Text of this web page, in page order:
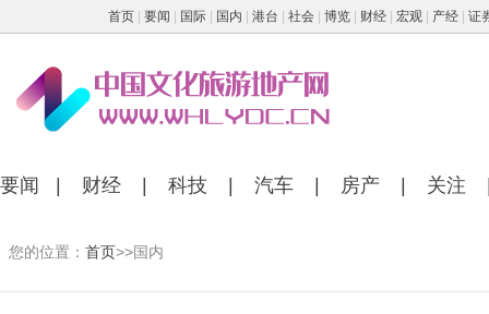
首页| 要闻 国际| 国内 港台 社会| 博览| 财经| 宏观| 产经| 证
要闻 财经 科技 汽车 房产 关注
您的位置： 首页>>国内